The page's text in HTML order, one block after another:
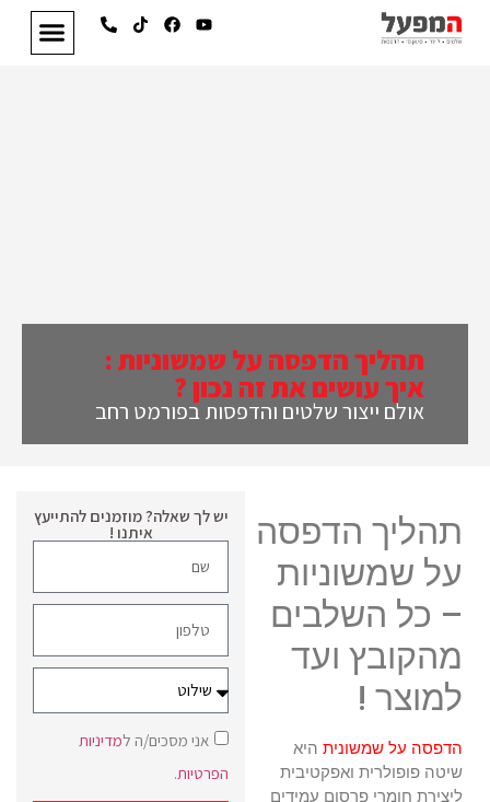
תהליך הדפסה על שמשוניות :
איך עושים את זה נכון ?
אולם ייצור שלטים והדפסות בפורמט רחב
תהליך הדפסה
על שמשוניות
– כל השלבים
מהקובץ ועד
למוצר !
הדפסה על שמשונית היא
שיטה פופולרית ואפקטיבית
ליצירת חומרי פרסום עמידים
יש לך שאלה? מוזמנים להתייעץ
איתנו !
אני מסכים/ה למדיניות
הפרטיות.